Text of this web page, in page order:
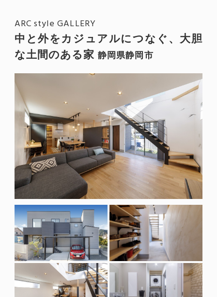
ARC style GALLERY
中と外をカジュアルにつなぐ、大胆
な土間のある家静岡県静岡市